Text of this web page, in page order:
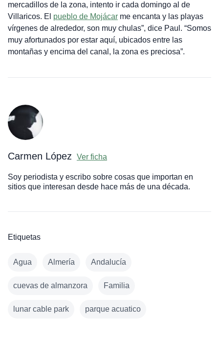
mercadillos de la zona, intento ir cada domingo al de
Villaricos. El pueblo de Mojácarme encanta y las playas
vírgenes de alrededor, son muy chulas”, dice Paul. “Somos
muy afortunados por estar aquí, ubicados entre las
montañas y encima del canal, la zona es preciosa”.
Carmen López Ver ficha
Soy periodista y escribo sobre cosas que importan en
sitios que interesan desde hace más de una década.
Etiquetas
Agua Almería Andalucía
cuevas de almanzora Familia
lunar cable park parque acuatico